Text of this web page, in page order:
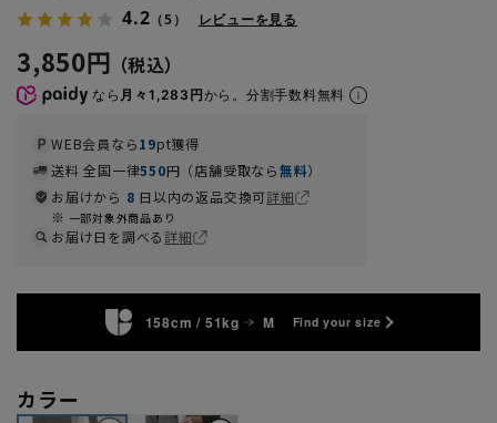
4.2 （5） レビューを見る
3,850円
なら 月々1,283円から。分割手数料無料
WEB会員なら19pt獲得
送料 全国一律550円（店舗受取なら無料）
お届けから 8 日以内の返品交換可詳細
一部対象外商品あり
お届け日を調べる詳細
158cm / 51kg M Find your size
カラー